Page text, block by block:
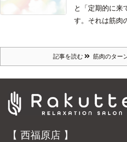
と「定期的に来
す。 それは筋肉
記事を読む 筋肉のター
【 西福原店 】